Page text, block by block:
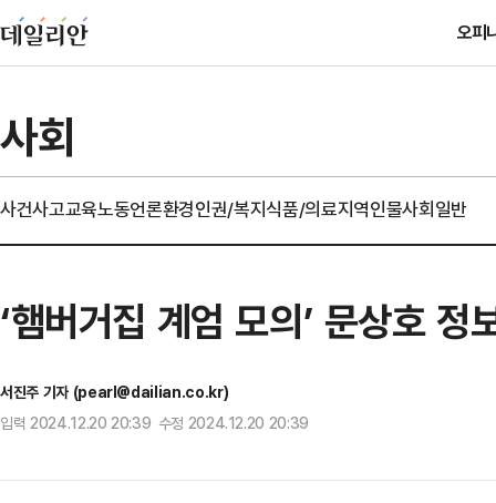
오피
사회
사건사고교육노동언론환경인권/복지식품/의료지역인물사회일반
‘햄버거집 계엄 모의’ 문상호 정
서진주 기자 (pearl@dailian.co.kr)
입력 2024.12.20 20:39 수정 2024.12.20 20:39